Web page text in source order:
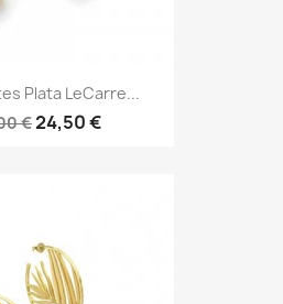
Plata LeCarre...
€24,50 €